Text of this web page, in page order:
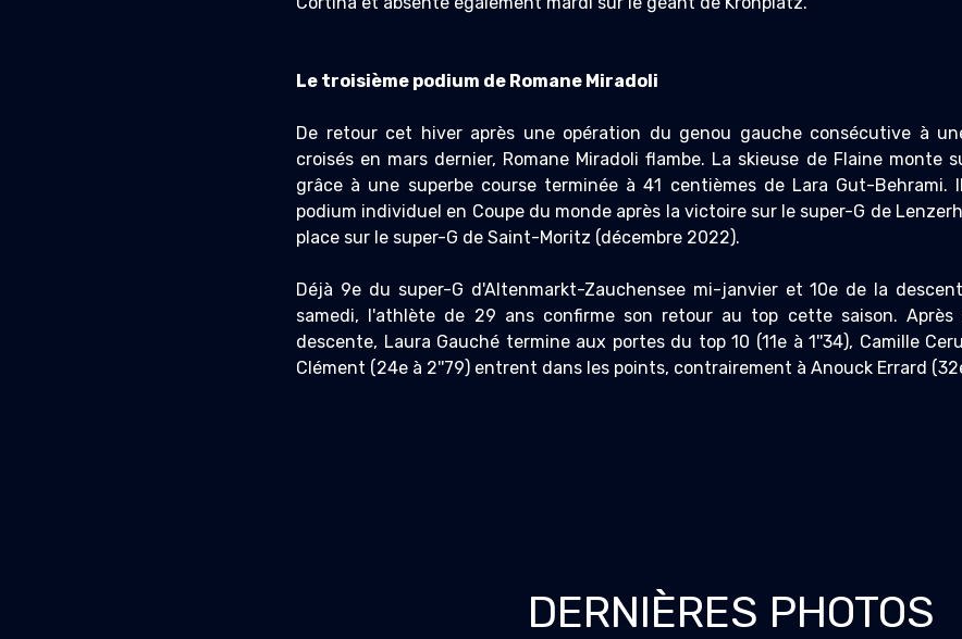
Le troisième podium de Romane Miradoli
De retour cet hiver après une opération du genou gauche consécutive à
croisés en mars dernier, Romane Miradoli flambe. La skieuse de Flaine monte
grâce à une superbe course terminée à 41 centièmes de Lara Gut-Behrami.
podium individuel en Coupe du monde après la victoire sur le super-G de
place sur le super-G de Saint-Moritz (décembre 2022).
Déjà 9e du super-G d'Altenmarkt-Zauchensee mi-janvier et 10e de la
samedi, l'athlète de 29 ans confirme son retour au top cette saison.
descente, Laura Gauché termine aux portes du top 10 (11e à 1''34), Camille
Clément (24e à 2''79) entrent dans les points, contrairement à Anouck Errard
DERNIÈRES PHOTOS